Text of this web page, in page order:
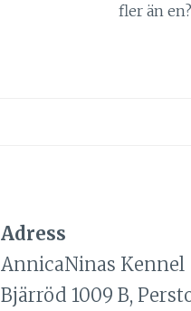
fler än en?
Adress
AnnicaNinas Kennel
Bjärröd 1009 B,